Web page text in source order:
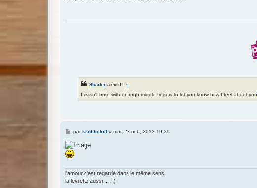
Sharter a écrit : ↑
I wasn't born with enough middle fingers to let you know how I feel about you
M
s
s
a
parkent to kill » mar. 22 oct., 2013 19:39
l'amour c'est regardé dans le même sens,
la levrette aussi ... :-)